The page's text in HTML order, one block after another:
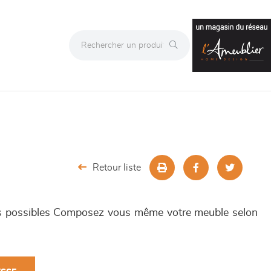
Retour liste
Composez vous même votre meuble selon